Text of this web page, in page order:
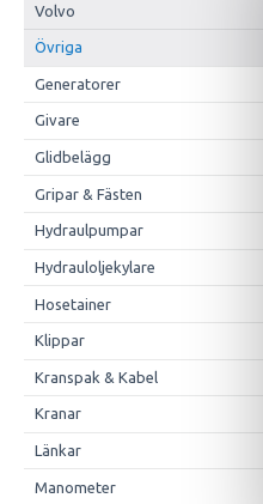
Volvo
Övriga
Generatorer
Givare
Glidbelägg
Gripar & Fästen
Hydraulpumpar
Hydrauloljekylare
Hosetainer
Klippar
Kranspak & Kabel
Kranar
Länkar
Manometer